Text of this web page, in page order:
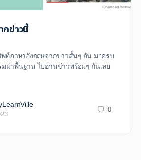
กข่าวนี้
พท์ภาษาอังกฤษจากข่าวสั้นๆ กัน มาครบ
ม่าพื้นฐาน ไปอ่านข่าวพร้อมๆ กันเลย
0